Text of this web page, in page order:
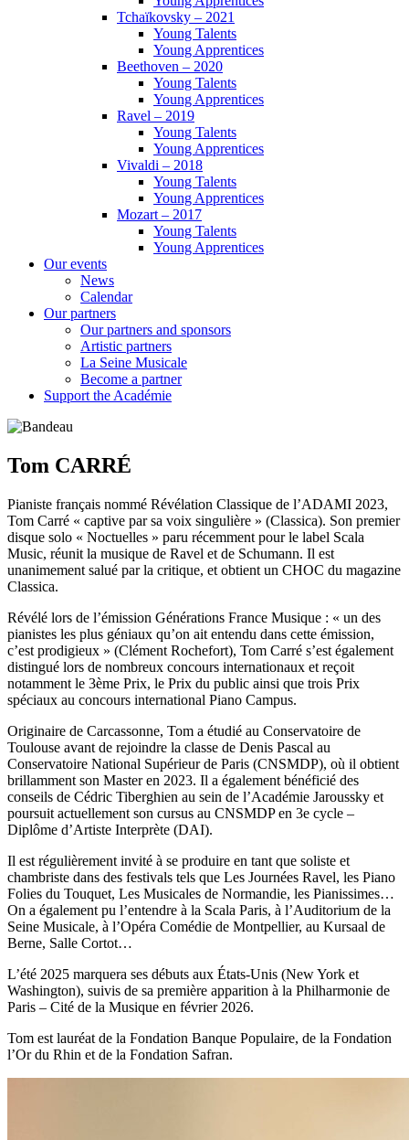
Tchaïkovsky – 2021
Young Talents
Young Apprentices
Beethoven – 2020
Young Talents
Young Apprentices
Ravel – 2019
Young Talents
Young Apprentices
Vivaldi – 2018
Young Talents
Young Apprentices
Mozart – 2017
Young Talents
Young Apprentices
Our events
News
Calendar
Our partners
Our partners and sponsors
Artistic partners
La Seine Musicale
Become a partner
Support the Académie
Tom CARRÉ
Pianiste français nommé Révélation Classique de l’ADAMI 2023,
Tom Carré « captive par sa voix singulière » (Classica). Son premier
disque solo « Noctuelles » paru récemment pour le label Scala
Music, réunit la musique de Ravel et de Schumann. Il est
unanimement salué par la critique, et obtient un CHOC du magazine
Classica.
Révélé lors de l’émission Générations France Musique : « un des
pianistes les plus géniaux qu’on ait entendu dans cette émission,
c’est prodigieux » (Clément Rochefort), Tom Carré s’est également
distingué lors de nombreux concours internationaux et reçoit
notamment le 3ème Prix, le Prix du public ainsi que trois Prix
spéciaux au concours international Piano Campus.
Originaire de Carcassonne, Tom a étudié au Conservatoire de
Toulouse avant de rejoindre la classe de Denis Pascal au
Conservatoire National Supérieur de Paris (CNSMDP), où il obtient
brillamment son Master en 2023. Il a également bénéficié des
conseils de Cédric Tiberghien au sein de l’Académie Jaroussky et
poursuit actuellement son cursus au CNSMDP en 3e cycle –
Diplôme d’Artiste Interprète (DAI).
Il est régulièrement invité à se produire en tant que soliste et
chambriste dans des festivals tels que Les Journées Ravel, les Piano
Folies du Touquet, Les Musicales de Normandie, les Pianissimes…
On a également pu l’entendre à la Scala Paris, à l’Auditorium de la
Seine Musicale, à l’Opéra Comédie de Montpellier, au Kursaal de
Berne, Salle Cortot…
L’été 2025 marquera ses débuts aux États-Unis (New York et
Washington), suivis de sa première apparition à la Philharmonie de
Paris – Cité de la Musique en février 2026.
Tom est lauréat de la Fondation Banque Populaire, de la Fondation
l’Or du Rhin et de la Fondation Safran.